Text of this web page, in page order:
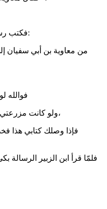
فكتب رسالة إلى عبدالله بن الزبير يقول فيها:
من معاوية بن أبي سفيان
فوالله
ولو كانت مزرعتي من المدينة إلى دمشق لدفعتها إليك،
فإذا وصلك كتابي هذا
فلمّا قرأ ابن الزبير الرسالة